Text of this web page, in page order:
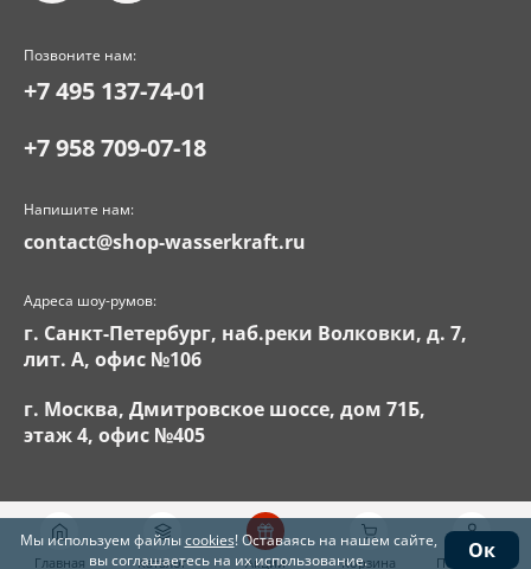
Позвоните нам:
+7 495 137-74-01
+7 958 709-07-18
Напишите нам:
contact@shop-wasserkraft.ru
Адреса шоу-румов:
г. Санкт-Петербург, наб.реки Волковки, д. 7,
лит. А, офис №106
г. Москва, Дмитровское шоссе, дом 71Б,
этаж 4, офис №405
Главная Каталог Акции Корзина Поддержка
Мы используем файлыcookies! Оставаясь на нашем сайте,
вы соглашаетесь на их использование.
Ок